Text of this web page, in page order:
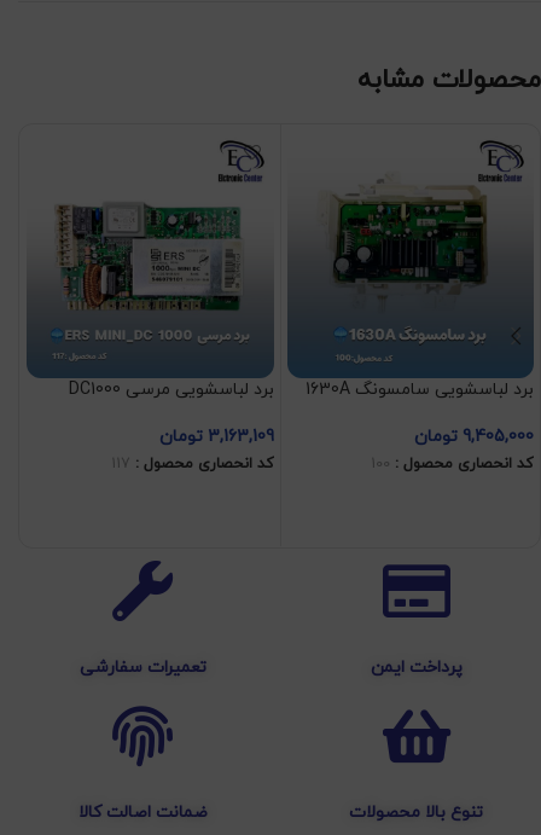
محصولات مشابه
برد لباسشویی سامسونگ 1630A
9,405,000 تومان
کد انحصاری محصول : 100
برد لباسشویی مرسی DC1000
3,163,109 تومان
کد انحصاری محصول : 117
پرداخت ایمن تعمیرات سفارشی
تنوع بالا محصولات ضمانت اصالت کالا